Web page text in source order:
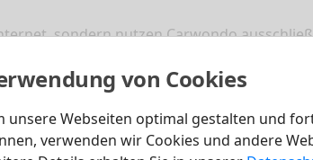
von Cookies
unsere Webseiten optimal gestalten und
verwenden wir Cookies und andere
sondern nutzen Carwondo
Nutzen Sie unseren 718 Cayman
Sie schnell und günstig zum Neuwagen